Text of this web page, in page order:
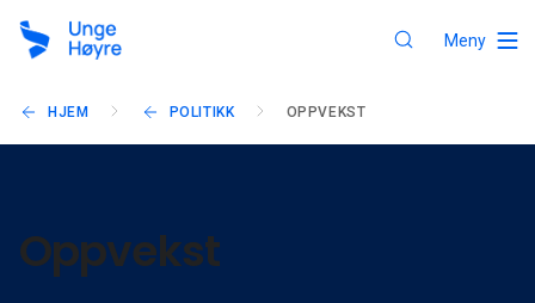
Meny
HJEM POLITIKK OPPVEKST
Oppvekst